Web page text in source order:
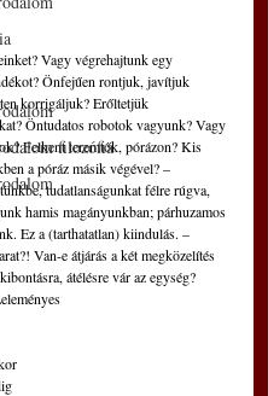
filozófia
Vagy végrehajtunk egy
Önfejűen rontjuk, javítjuk
korrigáljuk? Erőltetjük
Öntudatos robotok vagyunk? Vagy
Felkent teremtők, pórázon? Kis
a póráz másik végével? –
tudatlanságunkat félre rúgva,
hamis magányunkban; párhuzamos
Ez a (tarthatatlan) kiindulás. –
Van-e átjárás a két megközelítés
átélésre vár az egység?